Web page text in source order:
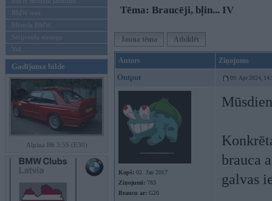
BMW testi
Mēneša BMW
Sērijveida tūnings
Vel...
Gadījuma bilde
Alpina B6 3.5S (E30)
Tēma: Braucēji, bļin... IV
Jauna tēma Atbildēt
Autors Ziņojums
Output 09. Apr 2024,
Kopš: 02. Jan 2017
Ziņojumi: 783
Braucu ar: G20
brauca
galvas